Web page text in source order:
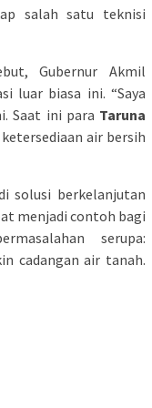
salah satu teknisi
Gubernur Akmil
luar biasa ini. “Saya
Saat ini para Taruna
air bersih
solusi berkelanjutan
menjadi contoh bagi
serupa:
cadangan air tanah.